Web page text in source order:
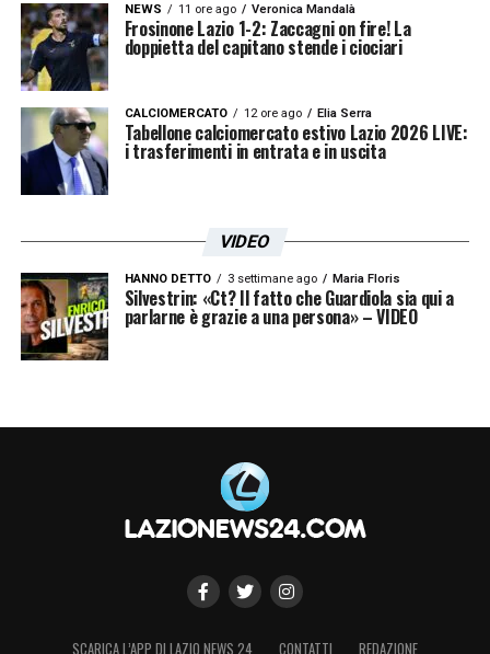
NEWS 11 ore ago Veronica Mandalà
Frosinone Lazio 1-2: Zaccagni on fire! La
doppietta del capitano stende i ciociari
CALCIOMERCATO 12 ore ago Elia Serra
Tabellone calciomercato estivo Lazio 2026 LIVE:
i trasferimenti in entrata e in uscita
VIDEO
HANNO DETTO 3 settimane ago Maria Floris
Silvestrin: «Ct? Il fatto che Guardiola sia qui a
parlarne è grazie a una persona» – VIDEO
SCARICA L’APP DI LAZIO NEWS 24 CONTATTI REDAZIONE